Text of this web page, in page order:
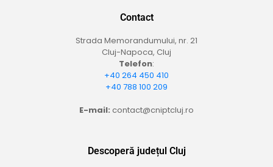
Contact
Strada Memorandumului, nr. 21
Cluj-Napoca, Cluj
Telefon:
+40 264 450 410
+40 788 100 209
E-mail: contact@cniptcluj.ro
Descoperă județul Cluj